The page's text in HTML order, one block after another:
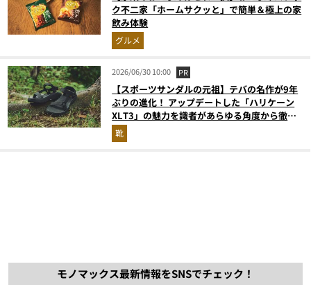
ク不二家「ホームサクッと」で簡単＆極上の家
飲み体験
グルメ
2026/06/30 10:00 PR
【スポーツサンダルの元祖】テバの名作が9年
ぶりの進化！ アップデートした「ハリケーン
XLT3」の魅力を識者があらゆる角度から徹底
解説！
靴
モノマックス最新情報をSNSでチェック！